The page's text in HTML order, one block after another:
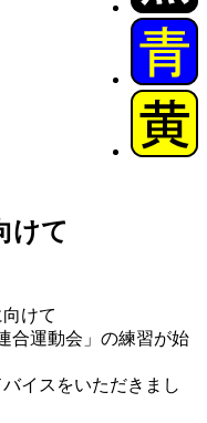
けて
けて
合運動会」の練習が始
イスをいただきまし